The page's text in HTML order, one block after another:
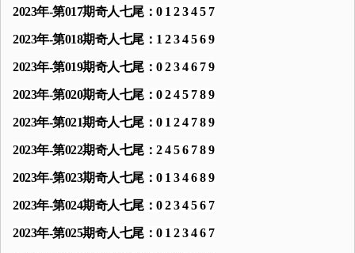
2023年-第017期奇人七尾：0 1 2 3 4 5 7
2023年-第018期奇人七尾：1 2 3 4 5 6 9
2023年-第019期奇人七尾：0 2 3 4 6 7 9
2023年-第020期奇人七尾：0 2 4 5 7 8 9
2023年-第021期奇人七尾：0 1 2 4 7 8 9
2023年-第022期奇人七尾：2 4 5 6 7 8 9
2023年-第023期奇人七尾：0 1 3 4 6 8 9
2023年-第024期奇人七尾：0 2 3 4 5 6 7
2023年-第025期奇人七尾：0 1 2 3 4 6 7